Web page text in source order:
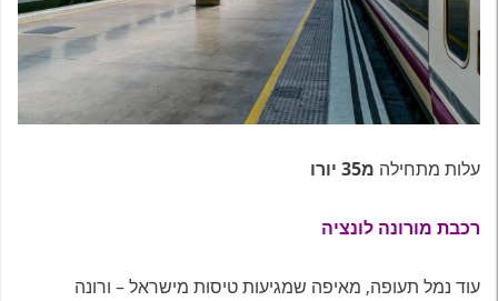
עלות מתחילה מ35 יורו
רכבת מורונה לונציה
עוד נמל תעופה, מאיפה שמגיעות טיסות מישראל – ורונה